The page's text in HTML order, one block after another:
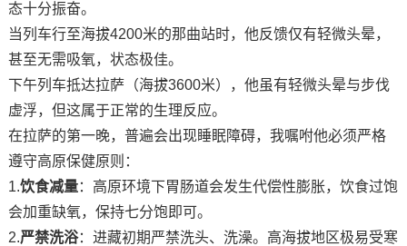
态十分振奋。
当列车行至海拔4200米的那曲站时，他反馈仅有轻微头晕，
甚至无需吸氧，状态极佳。
下午列车抵达拉萨（海拔3600米），他虽有轻微头晕与步伐
虚浮，但这属于正常的生理反应。
在拉萨的第一晚，普遍会出现睡眠障碍，我嘱咐他必须严格
遵守高原保健原则：
1.饮食减量：高原环境下胃肠道会发生代偿性膨胀，饮食过饱
会加重缺氧，保持七分饱即可。
2.严禁洗浴：进藏初期严禁洗头、洗澡。 高海拔地区极易受寒